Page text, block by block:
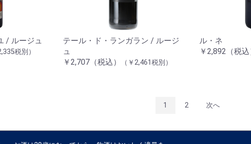
/ ルージュ
税別）
テール・ド・ランガラン / ルージ
ュ
￥2,707（税込）
（￥2,461税別）
ル・ネ
￥2,892（税込
1 2 次へ